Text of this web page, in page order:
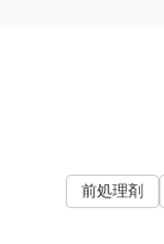
前処理剤